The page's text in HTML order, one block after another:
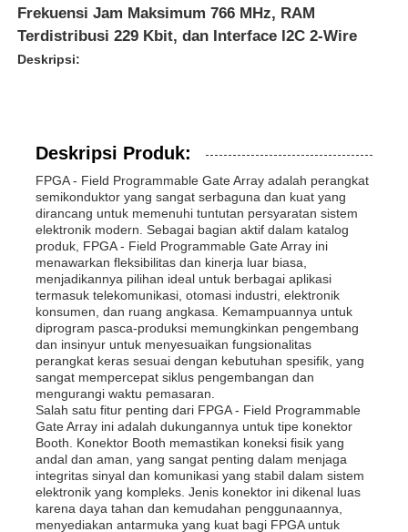
Frekuensi Jam Maksimum 766 MHz, RAM
Terdistribusi 229 Kbit, dan Interface I2C 2-Wire
Deskripsi:
Deskripsi Produk:
FPGA - Field Programmable Gate Array adalah perangkat
semikonduktor yang sangat serbaguna dan kuat yang
dirancang untuk memenuhi tuntutan persyaratan sistem
elektronik modern. Sebagai bagian aktif dalam katalog
produk, FPGA - Field Programmable Gate Array ini
menawarkan fleksibilitas dan kinerja luar biasa,
menjadikannya pilihan ideal untuk berbagai aplikasi
termasuk telekomunikasi, otomasi industri, elektronik
konsumen, dan ruang angkasa. Kemampuannya untuk
diprogram pasca-produksi memungkinkan pengembang
dan insinyur untuk menyesuaikan fungsionalitas
perangkat keras sesuai dengan kebutuhan spesifik, yang
sangat mempercepat siklus pengembangan dan
mengurangi waktu pemasaran.
Salah satu fitur penting dari FPGA - Field Programmable
Gate Array ini adalah dukungannya untuk tipe konektor
Booth. Konektor Booth memastikan koneksi fisik yang
andal dan aman, yang sangat penting dalam menjaga
integritas sinyal dan komunikasi yang stabil dalam sistem
elektronik yang kompleks. Jenis konektor ini dikenal luas
karena daya tahan dan kemudahan penggunaannya,
menyediakan antarmuka yang kuat bagi FPGA untuk